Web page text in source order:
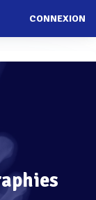
CONNEXION